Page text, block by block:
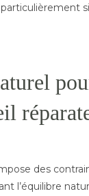
des
l’équilibre